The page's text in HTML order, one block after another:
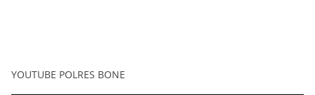
YOUTUBE POLRES BONE